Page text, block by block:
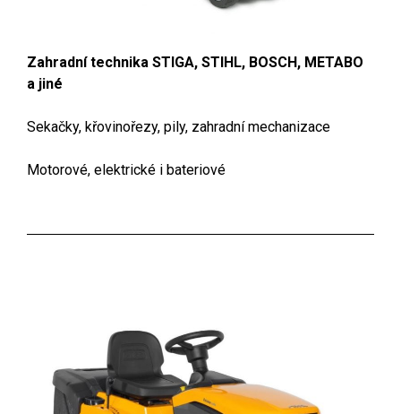
Zahradní technika STIGA, STIHL, BOSCH, METABO
a jiné
Sekačky, křovinořezy, pily, zahradní mechanizace
Motorové, elektrické i bateriové